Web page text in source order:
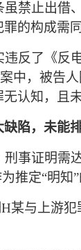
虽禁止出借
的构成需
违反了《反
中， 被告人
认知，且
陷，未能
刑事证明需
推定“明知
H某与上游犯